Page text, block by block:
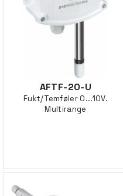
AFTF-20-U
Fukt/Temføler 0...10V.
Multirange